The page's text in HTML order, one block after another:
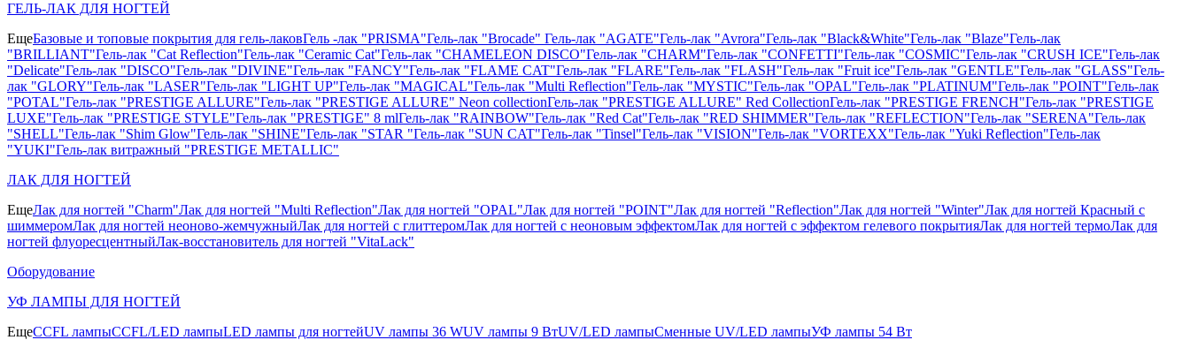
ГЕЛЬ-ЛАК ДЛЯ НОГТЕЙ
ЕщеБазовые и топовые покрытия для гель-лаковГель -лак "PRISMA"Гель-лак "Brocade" Гель-лак "AGATE"Гель-лак "Avrora"Гель-лак "Black&White"Гель-лак "Blaze"Гель-лак
"BRILLIANT"Гель-лак "Cat Reflection"Гель-лак "Ceramic Cat"Гель-лак "CHAMELEON DISCO"Гель-лак "CHARM"Гель-лак "CONFETTI"Гель-лак "COSMIC"Гель-лак "CRUSH ICE"Гель-лак
"Delicate"Гель-лак "DISCO"Гель-лак "DIVINE"Гель-лак "FANCY"Гель-лак "FLAME CAT"Гель-лак "FLARE"Гель-лак "FLASH"Гель-лак "Fruit ice"Гель-лак "GENTLE"Гель-лак "GLASS"Гель-
лак "GLORY"Гель-лак "LASER"Гель-лак "LIGHT UP"Гель-лак "MAGICAL"Гель-лак "Multi Reflection"Гель-лак "MYSTIC"Гель-лак "OPAL"Гель-лак "PLATINUM"Гель-лак "POINT"Гель-лак
"POTAL"Гель-лак "PRESTIGE ALLURE"Гель-лак "PRESTIGE ALLURE" Neon collectionГель-лак "PRESTIGE ALLURE" Red CollectionГель-лак "PRESTIGE FRENCH"Гель-лак "PRESTIGE
LUXE"Гель-лак "PRESTIGE STYLE"Гель-лак "PRESTIGE" 8 mlГель-лак "RAINBOW"Гель-лак "Red Cat"Гель-лак "RED SHIMMER"Гель-лак "REFLECTION"Гель-лак "SERENA"Гель-лак
"SHELL"Гель-лак "Shim Glow"Гель-лак "SHINE"Гель-лак "STAR "Гель-лак "SUN CAT"Гель-лак "Tinsel"Гель-лак "VISION"Гель-лак "VORTEXX"Гель-лак "Yuki Reflection"Гель-лак
"YUKI"Гель-лак витражный "PRESTIGE METALLIC"
ЛАК ДЛЯ НОГТЕЙ
ЕщеЛак для ногтей "Charm"Лак для ногтей "Multi Reflection"Лак для ногтей "OPAL"Лак для ногтей "POINT"Лак для ногтей "Reflection"Лак для ногтей "Winter"Лак для ногтей Красный с
шиммеромЛак для ногтей неоново-жемчужныйЛак для ногтей с глиттеромЛак для ногтей с неоновым эффектомЛак для ногтей с эффектом гелевого покрытияЛак для ногтей термоЛак для
ногтей флуоресцентныйЛак-восстановитель для ногтей "VitaLack"
Оборудование
УФ ЛАМПЫ ДЛЯ НОГТЕЙ
ЕщеCCFL лампыCCFL/LED лампыLED лампы для ногтейUV лампы 36 WUV лампы 9 ВтUV/LED лампыСменные UV/LED лампыУФ лампы 54 Вт